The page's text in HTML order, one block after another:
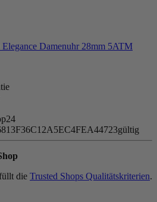
Damenuhr 28mm 5ATM
gültig
die Trusted Shops Qualitätskriterien.